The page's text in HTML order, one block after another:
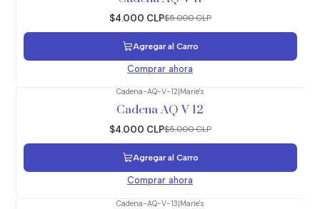
$4.000 CLP$5.000 CLP
Agregar al Carro
Comprar ahora
Cadena-AQ-V-12 Marie's
Cadena AQ V 12
$4.000 CLP$5.000 CLP
Agregar al Carro
Comprar ahora
Cadena-AQ-V-13|Marie's